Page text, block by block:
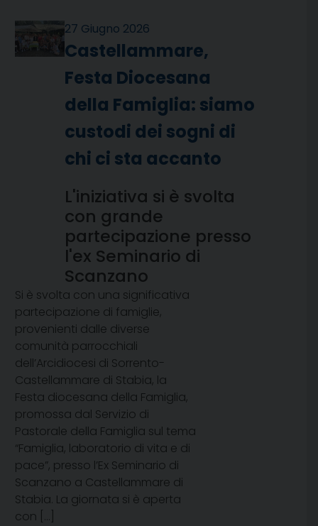
27 Giugno 2026
Castellammare,
Festa Diocesana
della Famiglia: siamo
custodi dei sogni di
chi ci sta accanto
L'iniziativa si è svolta
con grande
partecipazione presso
l'ex Seminario di
Scanzano
Si è svolta con una significativa
partecipazione di famiglie,
provenienti dalle diverse
comunità parrocchiali
dell’Arcidiocesi di Sorrento-
Castellammare di Stabia, la
Festa diocesana della Famiglia,
promossa dal Servizio di
Pastorale della Famiglia sul tema
“Famiglia, laboratorio di vita e di
pace”, presso l’Ex Seminario di
Scanzano a Castellammare di
Stabia. La giornata si è aperta
con […]